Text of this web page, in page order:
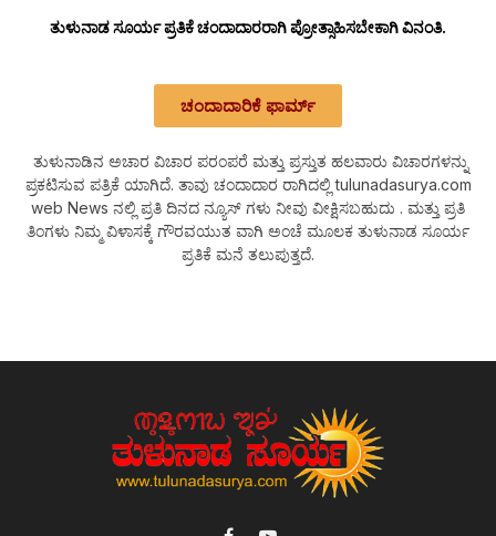
ತುಳುನಾಡ ಸೂರ್ಯ ಪ್ರತಿಕೆ ಚಂದಾದಾರರಾಗಿ ಪ್ರೋತ್ಸಾಹಿಸಬೇಕಾಗಿ ವಿನಂತಿ.
ಚಂದಾದಾರಿಕೆ ಫಾರ್ಮ್
ತುಳುನಾಡಿನ ಅಚಾರ ವಿಚಾರ ಪರಂಪರೆ ಮತ್ತು ಪ್ರಸ್ತುತ ಹಲವಾರು ವಿಚಾರಗಳನ್ನು
ಪ್ರಕಟಿಸುವ ಪತ್ರಿಕೆ ಯಾಗಿದೆ. ತಾವು ಚಂದಾದಾರ ರಾಗಿದಲ್ಲಿ tulunadasurya.com
web News ನಲ್ಲಿ ಪ್ರತಿ ದಿನದ ನ್ಯೂಸ್ ಗಳು ನೀವು ವೀಕ್ಷಿಸಬಹುದು . ಮತ್ತು ಪ್ರತಿ
ತಿಂಗಳು ನಿಮ್ಮ ವಿಳಾಸಕ್ಕೆ ಗೌರವಯುತ ವಾಗಿ ಅಂಚೆ ಮೂಲಕ ತುಳುನಾಡ ಸೂರ್ಯ
ಪ್ರತಿಕೆ ಮನೆ ತಲುಪುತ್ತದೆ.